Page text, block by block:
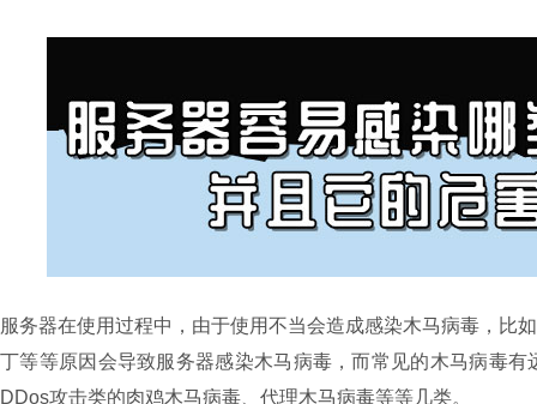
服务器在使用过程中，由于使用不当会造成感染木马病毒，比
丁等等原因会导致服务器感染木马病毒，而常见的木马病毒
DDos攻击类的肉鸡木马病毒、代理木马病毒等等几类。